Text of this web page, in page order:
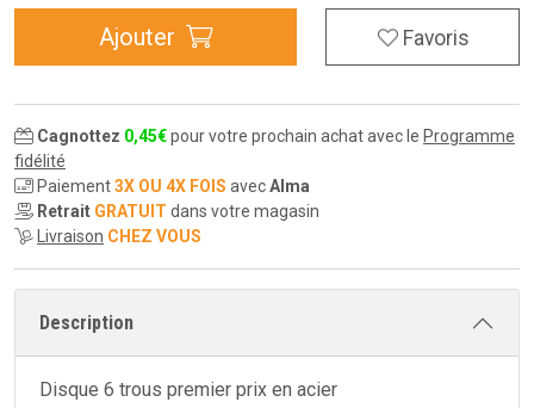
Ajouter Favoris
Cagnottez 0,45€pour votre prochain achat avec le Programme
fidélité
Paiement3X OU 4X FOIS avecAlma
Retrait GRATUIT dans votre magasin
Livraison CHEZ VOUS
Description
Disque 6 trous premier prix en acier